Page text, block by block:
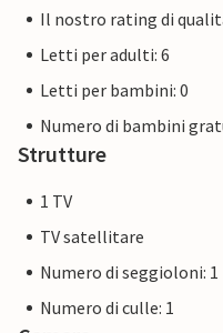
Il nostro rating di
Letti per adulti: 6
Letti per bambini: 0
Numero di bambini
Strutture
1 TV
TV satellitare
Numero di seggioloni: 1
Numero di culle: 1